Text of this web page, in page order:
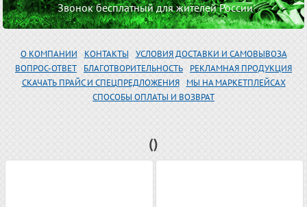
Звонок бесплатный для жителей России
О КОМПАНИИ КОНТАКТЫ
УСЛОВИЯ ДОСТАВКИ И САМОВЫВОЗА
ВОПРОС-ОТВЕТ
БЛАГОТВОРИТЕЛЬНОСТЬ
РЕКЛАМНАЯ ПРОДУКЦИЯ
СКАЧАТЬ ПРАЙС И СПЕЦПРЕДЛОЖЕНИЯ
МЫ НА МАРКЕТПЛЕЙСАХ
СПОСОБЫ ОПЛАТЫ И ВОЗВРАТ
()